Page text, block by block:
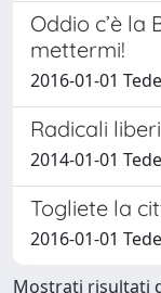
Oddio c’è la
mettermi!
2016-01-01
Radicali liberi
2014-01-01
Togliete la
2016-01-01
Mostrati risultati